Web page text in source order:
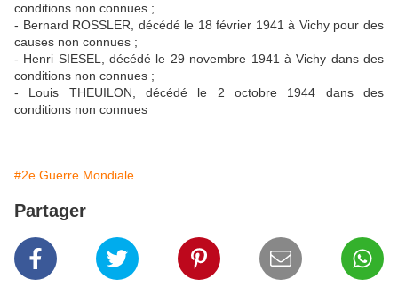
conditions non connues ;
- Bernard ROSSLER, décédé le 18 février 1941 à Vichy pour des
causes non connues ;
- Henri SIESEL, décédé le 29 novembre 1941 à Vichy dans des
conditions non connues ;
- Louis THEUILON, décédé le 2 octobre 1944 dans des
conditions non connues
#2e Guerre Mondiale
Partager